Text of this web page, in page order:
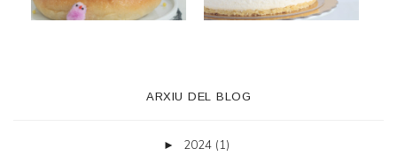
ARXIU DEL BLOG
► 2024 (1)